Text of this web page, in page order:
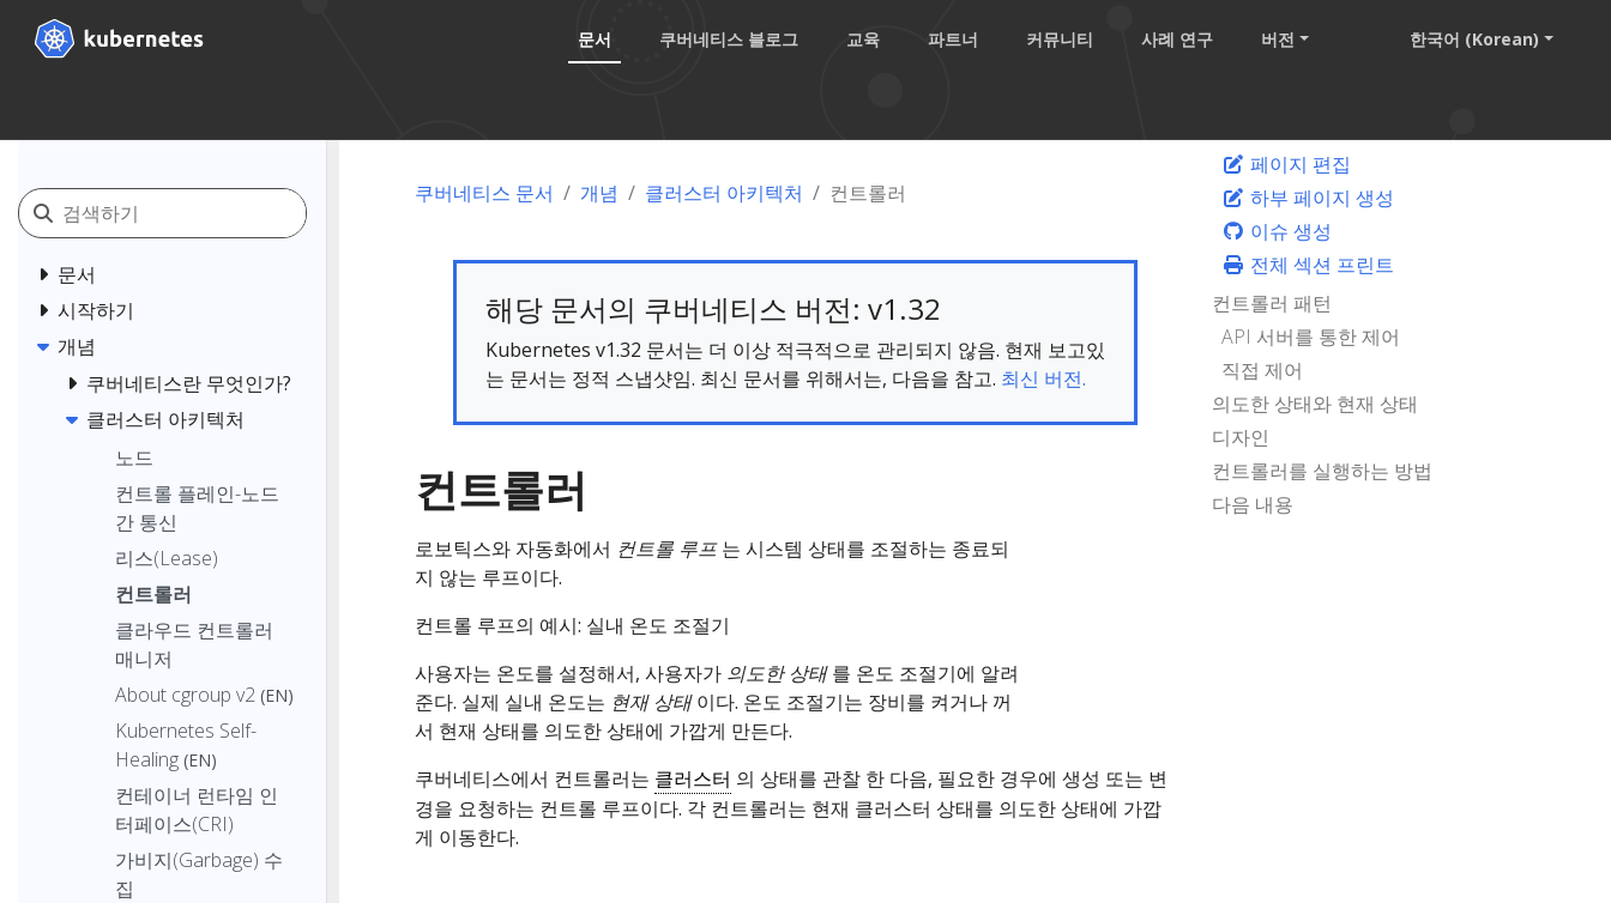
문서 쿠버네티스 블로그 교육 파트너 커뮤니티 사례 연구 버전 한국어 (Korean)
문서
시작하기
개념
쿠버네티스란 무엇인가?
클러스터 아키텍처
노드
컨트롤 플레인-노드
간 통신
리스(Lease)
컨트롤러
클라우드 컨트롤러
매니저
About cgroup v2 (EN)
Kubernetes Self-
Healing (EN)
컨테이너 런타임 인
터페이스(CRI)
가비지(Garbage) 수
집
쿠버네티스 문서 개념 클러스터 아키텍처 컨트롤러
해당 문서의 쿠버네티스 버전: v1.32
Kubernetes v1.32 문서는 더 이상 적극적으로 관리되지 않음. 현재 보고있
는 문서는 정적 스냅샷임. 최신 문서를 위해서는, 다음을 참고. 최신 버전.
컨트롤러
로보틱스와 자동화에서 컨트롤 루프는 시스템 상태를 조절하는 종료되
지 않는 루프이다.
컨트롤 루프의 예시: 실내 온도 조절기
사용자는 온도를 설정해서, 사용자가 의도한 상태를 온도 조절기에 알려
준다. 실제 실내 온도는 현재 상태이다. 온도 조절기는 장비를 켜거나 꺼
서 현재 상태를 의도한 상태에 가깝게 만든다.
쿠버네티스에서 컨트롤러는 클러스터 의 상태를 관찰 한 다음, 필요한 경우에 생성 또는 변
경을 요청하는 컨트롤 루프이다. 각 컨트롤러는 현재 클러스터 상태를 의도한 상태에 가깝
게 이동한다.
페이지 편집
하부 페이지 생성
이슈 생성
전체 섹션 프린트
컨트롤러 패턴
API 서버를 통한 제어
직접 제어
의도한 상태와 현재 상태
디자인
컨트롤러를 실행하는 방법
다음 내용